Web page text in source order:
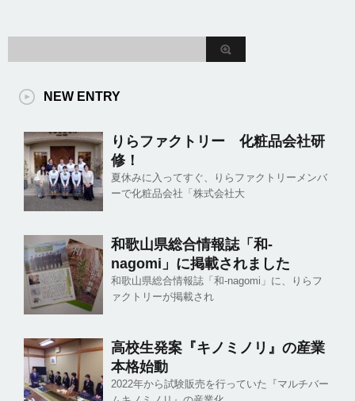
NEW ENTRY
りらファクトリー 化粧品会社研
修！
夏休みに入ってすぐ、りらファクトリーメンバ
ーで化粧品会社「株式会社大
和歌山県総合情報誌「和-
nagomi」に掲載されました
和歌山県総合情報誌「和-nagomi」に、りらフ
ァクトリーが掲載され
高校生発案『キノミノリ』の産業
本格始動
2022年から試験販売を行っていた『マルチバー